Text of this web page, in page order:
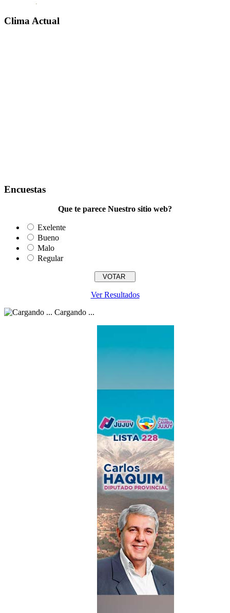
Clima Actual
Encuestas
Que te parece Nuestro sitio web?
Exelente
Bueno
Malo
Regular
Ver Resultados
Cargando ...